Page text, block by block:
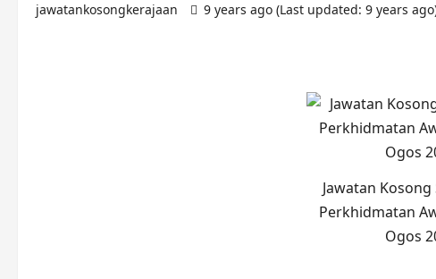
jawatankosongkerajaan 9 years ago (Last updated: 9 years
Jawatan
Perkhidmatan
Ogos